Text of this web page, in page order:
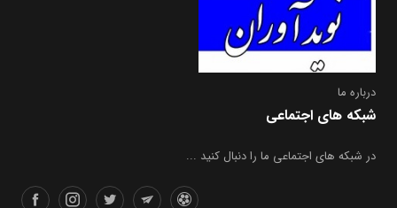
درباره ما
شبکه های اجتماعی
در شبکه های اجتماعی ما را دنبال کنید ...